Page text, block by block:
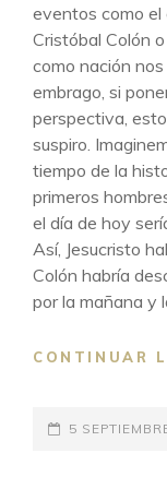
eventos como el
Cristóbal Colón
como nación
embrago, si
perspectiva,
suspiro.
tiempo de la
primeros
el día de hoy
Así, Jesucristo
Colón habría
por la mañana y
CONTINUAR
PUBLICADO
5